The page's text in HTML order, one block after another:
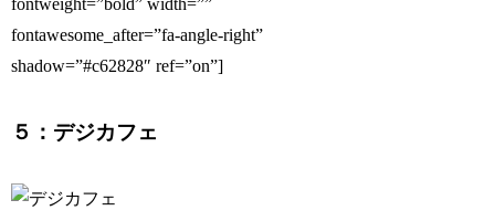
fontawesome_after=”fa-angle-right”
shadow=”#c62828″ ref=”on”]
５：デジカフェ